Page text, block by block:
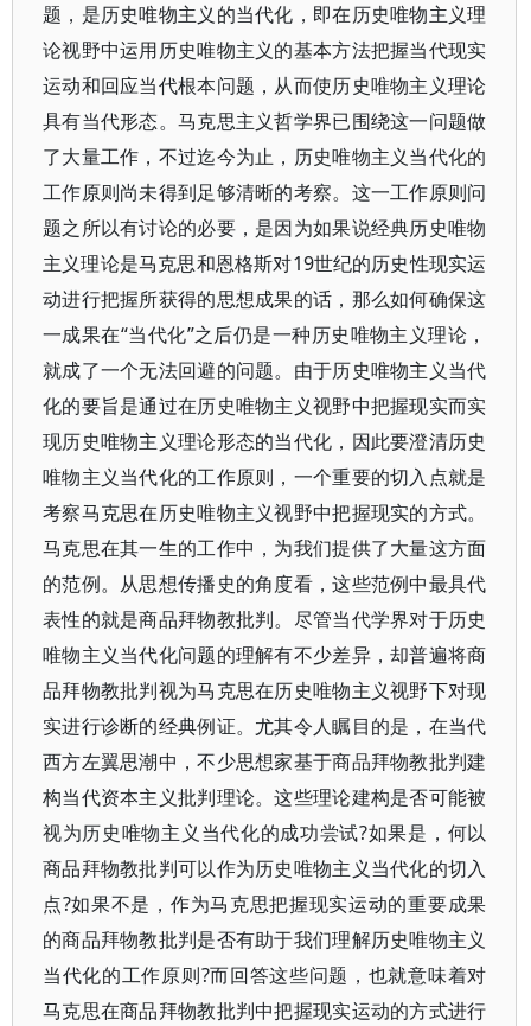
题，是历史唯物主义的当代化，即在历史唯物主义理
论视野中运用历史唯物主义的基本方法把握当代现实
运动和回应当代根本问题，从而使历史唯物主义理论
具有当代形态。马克思主义哲学界已围绕这一问题做
了大量工作，不过迄今为止，历史唯物主义当代化的
工作原则尚未得到足够清晰的考察。这一工作原则问
题之所以有讨论的必要，是因为如果说经典历史唯物
主义理论是马克思和恩格斯对19世纪的历史性现实运
动进行把握所获得的思想成果的话，那么如何确保这
一成果在“当代化”之后仍是一种历史唯物主义理论，
就成了一个无法回避的问题。由于历史唯物主义当代
化的要旨是通过在历史唯物主义视野中把握现实而实
现历史唯物主义理论形态的当代化，因此要澄清历史
唯物主义当代化的工作原则，一个重要的切入点就是
考察马克思在历史唯物主义视野中把握现实的方式。
马克思在其一生的工作中，为我们提供了大量这方面
的范例。从思想传播史的角度看，这些范例中最具代
表性的就是商品拜物教批判。尽管当代学界对于历史
唯物主义当代化问题的理解有不少差异，却普遍将商
品拜物教批判视为马克思在历史唯物主义视野下对现
实进行诊断的经典例证。尤其令人瞩目的是，在当代
西方左翼思潮中，不少思想家基于商品拜物教批判建
构当代资本主义批判理论。这些理论建构是否可能被
视为历史唯物主义当代化的成功尝试?如果是，何以
商品拜物教批判可以作为历史唯物主义当代化的切入
点?如果不是，作为马克思把握现实运动的重要成果
的商品拜物教批判是否有助于我们理解历史唯物主义
当代化的工作原则?而回答这些问题，也就意味着对
马克思在商品拜物教批判中把握现实运动的方式进行